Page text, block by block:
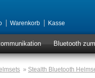
Warenkorb Kasse
Bluetooth
» Stealth Bluetooth